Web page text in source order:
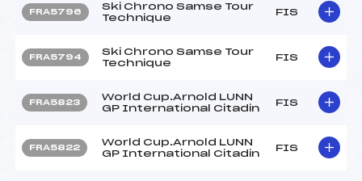
FRA5796
Ski Chrono Samse Tour
Technique
FIS
FRA5794
Ski Chrono Samse Tour
Technique
FIS
FRA5823
World Cup.Arnold LUNN
GP International Citadin
FIS
FRA5822
World Cup.Arnold LUNN
GP International Citadin
FIS